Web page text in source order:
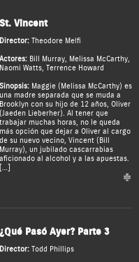
St. Vincent
Director: Theodore Melfi
Actores: Bill Murray, Melissa McCarthy,
Naomi Watts, Terrence Howard
Sinopsis:Maggie (Melissa McCarthy) es
una madre separada que se muda a
Brooklyn con su hijo de 12 años, Oliver
(Jaeden Lieberher). Al tener que
trabajar muchas horas, no le queda
más opción que dejar a Oliver al cargo
de su nuevo vecino, Vincent (Bill
Murray), un jubilado cascarrabias
aficionado al alcohol y a las apuestas.
[…]
¿Qué Pasó Ayer? Parte 3
Director: Todd Phillips